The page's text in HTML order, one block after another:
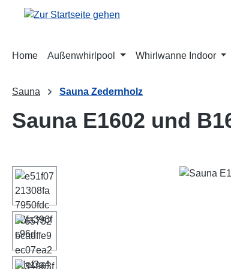
Hauptinhalt springen
Zur Suche springen
Zur Hauptnavigation springen
Home Außenwhirlpool Whirlwanne Indoor
Sauna Sauna Zedernholz
Sauna E1602 und
Bildergalerie überspringen